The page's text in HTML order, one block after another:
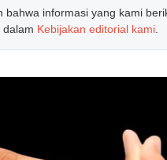
bahwa informasi yang kami
dalam Kebijakan editorial kami